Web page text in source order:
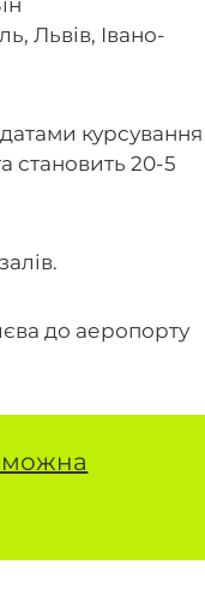
Львів, Івано-
курсування
становить 20-5
до аеропорту
можна